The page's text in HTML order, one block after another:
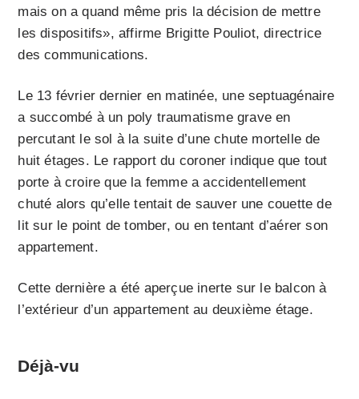
mais on a quand même pris la décision de mettre
les dispositifs», affirme Brigitte Pouliot, directrice
des communications.
Le 13 février dernier en matinée, une septuagénaire
a succombé à un poly traumatisme grave en
percutant le sol à la suite d’une chute mortelle de
huit étages. Le rapport du coroner indique que tout
porte à croire que la femme a accidentellement
chuté alors qu’elle tentait de sauver une couette de
lit sur le point de tomber, ou en tentant d’aérer son
appartement.
Cette dernière a été aperçue inerte sur le balcon à
l’extérieur d’un appartement au deuxième étage.
Déjà-vu